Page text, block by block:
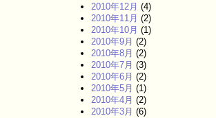
2010年12月 (4)
2010年11月 (2)
2010年10月 (1)
2010年9月 (2)
2010年8月 (2)
2010年7月 (3)
2010年6月 (2)
2010年5月 (1)
2010年4月 (2)
2010年3月 (6)